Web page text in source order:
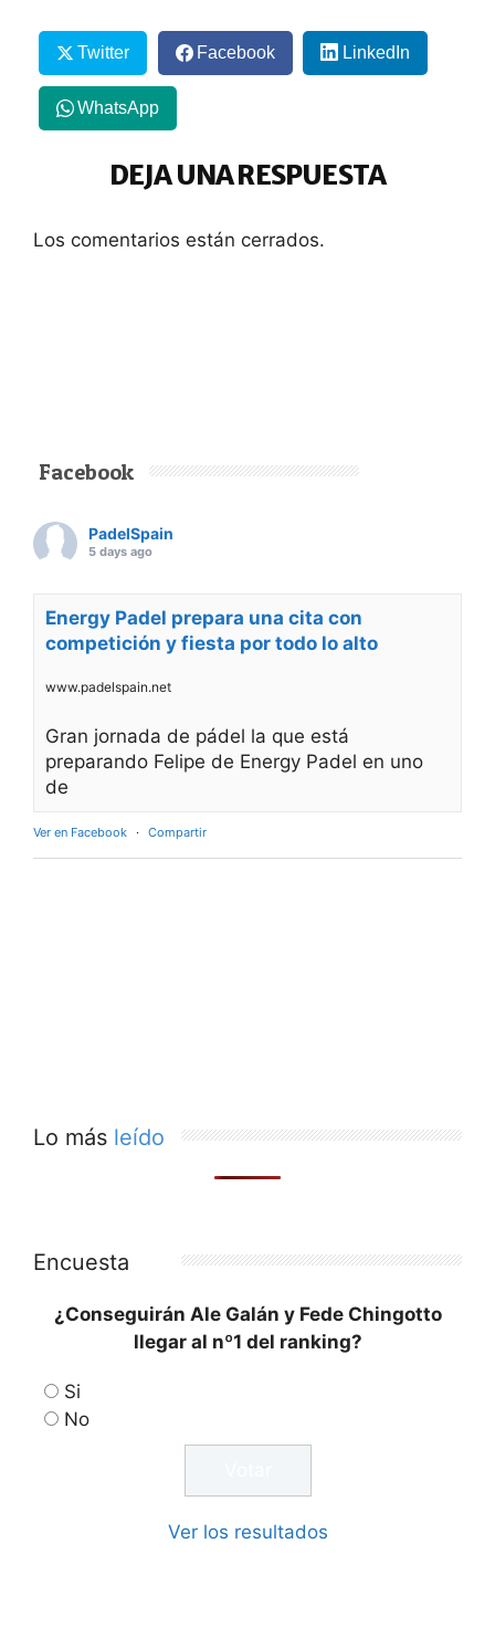
Twitter Facebook LinkedIn
WhatsApp
DEJA UNA RESPUESTA
Los comentarios están cerrados.
Facebook
PadelSpain
5 days ago
Energy Padel prepara una cita con
competición y fiesta por todo lo alto
www.padelspain.net
Gran jornada de pádel la que está
preparando Felipe de Energy Padel en uno
de
Ver en Facebook · Compartir
Lo más leído
Encuesta
¿Conseguirán Ale Galán y Fede Chingotto
llegar al nº1 del ranking?
Si
No
Ver los resultados